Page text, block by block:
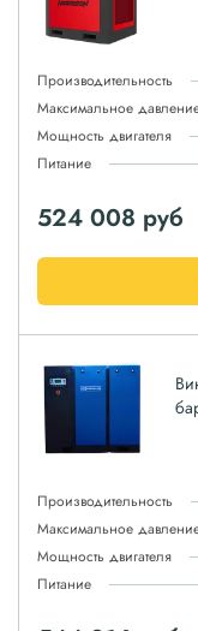
Производительность
Максимальное
Мощность двигателя
Питание
524 008 руб
Производительность
Максимальное
Мощность двигателя
Питание